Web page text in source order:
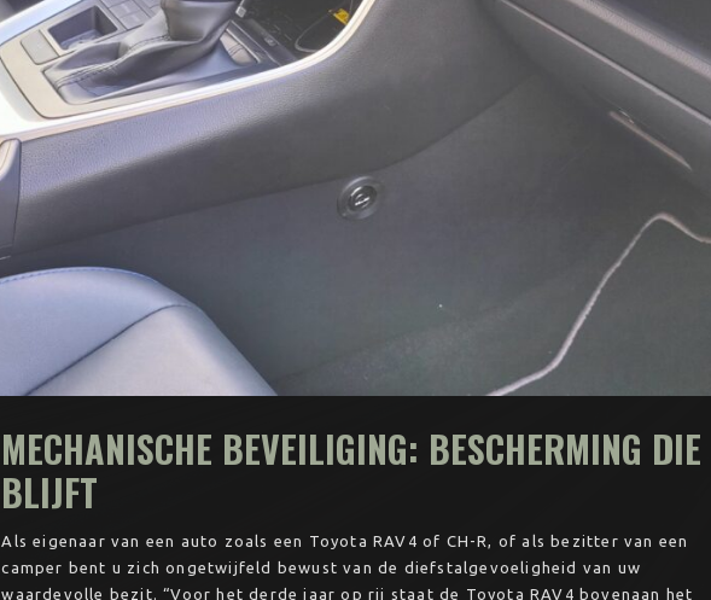
MECHANISCHE BEVEILIGING: BESCHERMING DIE
BLIJFT
Als eigenaar van een auto zoals een Toyota RAV4 of CH-R, of als bezitter van een
camper bent u zich ongetwijfeld bewust van de diefstalgevoeligheid van uw
waardevolle bezit. “Voor het derde jaar op rij staat de Toyota RAV4 bovenaan het